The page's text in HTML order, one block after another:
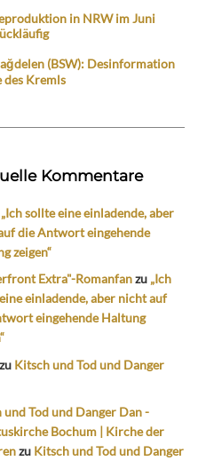
in NRW im Juni
(BSW): Desinformation
des Kremls
Kommentare
„Ich sollte eine einladende, aber
die Antwort eingehende
zeigen“
Extra"-Romanfanzu „Ich
einladende, aber nicht auf
eingehende Haltung
zu Kitsch und Tod und Danger
und Tod und Danger Dan -
Bochum | Kirche der
zu Kitsch und Tod und Danger